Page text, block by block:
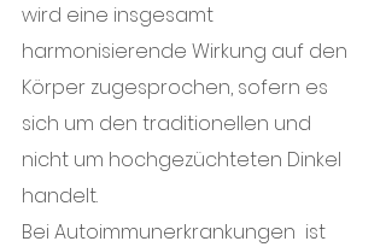
wird eine insgesamt
harmonisierende Wirkung auf den
Körper zugesprochen, sofern es
sich um den traditionellen und
nicht um hochgezüchteten Dinkel
handelt.
Bei Autoimmunerkrankungen  ist